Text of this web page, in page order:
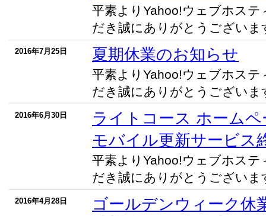
平素よりYahoo!ウェブホス
だき誠にありがとうございま
2016年7月25日 夏期休業のお知らせ
平素よりYahoo!ウェブホス
だき誠にありがとうございま
2016年6月30日
ライトコース ホーム
モバイル更新サービス
平素よりYahoo!ウェブホス
だき誠にありがとうございま
2016年4月28日 ゴールデンウィーク休